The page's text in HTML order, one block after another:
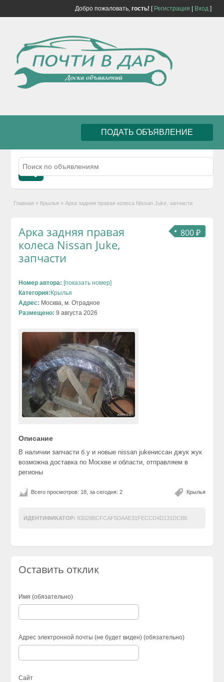
Добро пожаловать, гость! [ Регистрация Вход]
ПОДАТЬ ОБЪЯВЛЕНИЕ
Главная » Крылья » Арка задняя правая колеса Nissan Juke, запчасти
800 ₽
Арка задняя правая
колеса Nissan Juke,
запчасти
Номер автора: [показать номер]
Категория: Крылья
Адрес: Москва, м. Отрадное
Размещено: 9 августа 2026
Описание
В наличии запчасти б.у и новые nissan jukeниссан джук жук
возможна доставка по Москве и области, отправляем в
регионы
Крылья
Всего просмотров: 18, за сегодня: 2
ИДЕНТИФИКАТОР: 93028BCFCAF5DAAE31FECCD4D131DCB8
Оставить отклик
Имя (обязательно)
Адрес электронной почты (не будет виден) (обязательно)
Сайт